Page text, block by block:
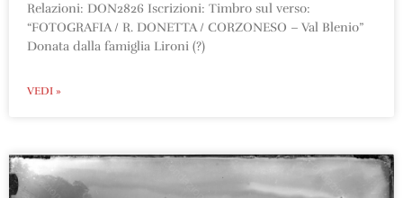
Relazioni: DON2826 Iscrizioni: Timbro sul verso:
“FOTOGRAFIA / R. DONETTA / CORZONESO – Val Blenio”
Donata dalla famiglia Lironi (?)
VEDI »